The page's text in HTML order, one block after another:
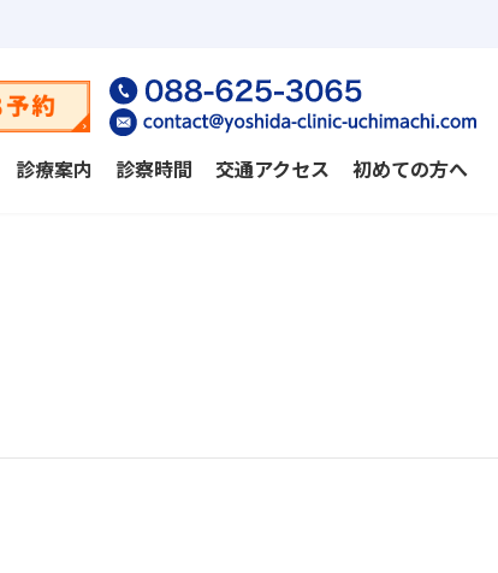
診療案内 診察時間 交通アクセス 初めての方へ